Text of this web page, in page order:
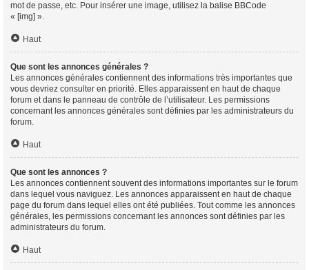
mot de passe, etc. Pour insérer une image, utilisez la balise BBCode
« [img] ».
Haut
Que sont les annonces générales ?
Les annonces générales contiennent des informations très importantes que
vous devriez consulter en priorité. Elles apparaissent en haut de chaque
forum et dans le panneau de contrôle de l’utilisateur. Les permissions
concernant les annonces générales sont définies par les administrateurs du
forum.
Haut
Que sont les annonces ?
Les annonces contiennent souvent des informations importantes sur le forum
dans lequel vous naviguez. Les annonces apparaissent en haut de chaque
page du forum dans lequel elles ont été publiées. Tout comme les annonces
générales, les permissions concernant les annonces sont définies par les
administrateurs du forum.
Haut